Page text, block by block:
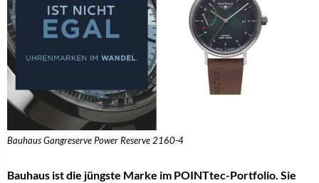
Bauhaus Gangreserve Power Reserve 2160-4
Bauhaus ist die jüngste Marke im POINTtec-Portfolio. Sie